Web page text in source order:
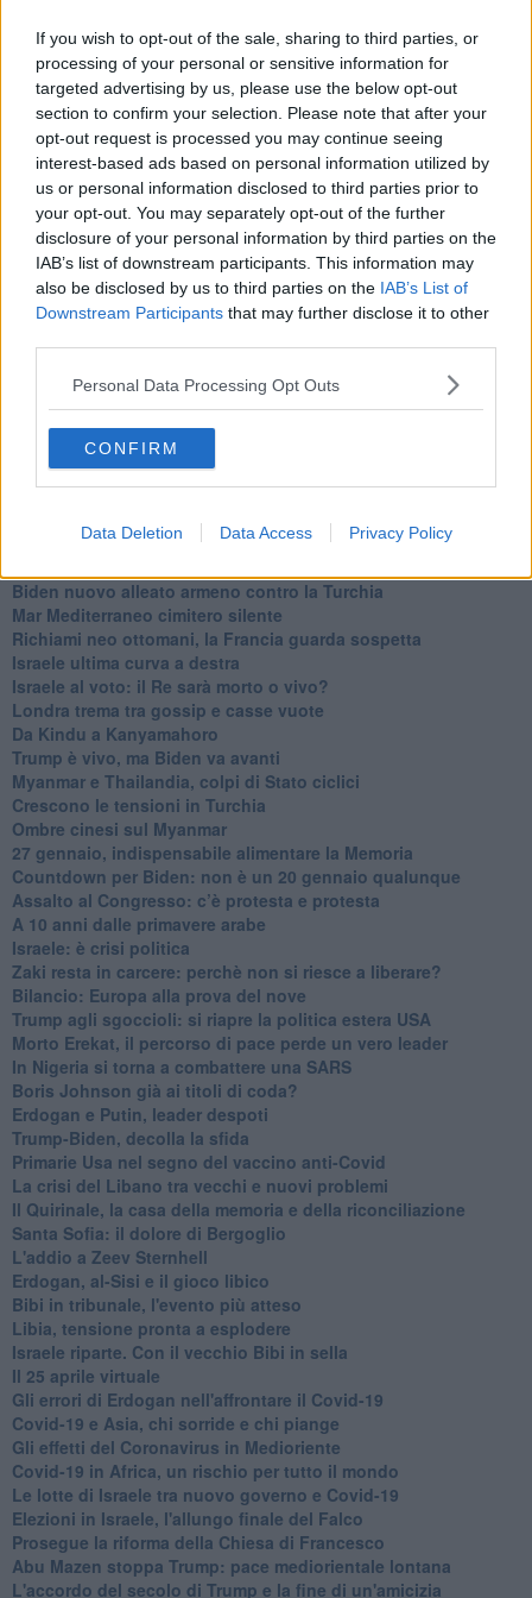
If you wish to opt-out of the sale, sharing to third parties, or
processing of your personal or sensitive information for
targeted advertising by us, please use the below opt-out
section to confirm your selection. Please note that after your
opt-out request is processed you may continue seeing
interest-based ads based on personal information utilized by
us or personal information disclosed to third parties prior to
your opt-out. You may separately opt-out of the further
disclosure of your personal information by third parties on the
IAB’s list of downstream participants. This information may
also be disclosed by us to third parties on the IAB’s List of
Downstream Participants that may further disclose it to other
Personal Data Processing Opt Outs
CONFIRM
Data Deletion Data Access Privacy Policy
Desmond Tutu "la voce dei senza voce"
Natale da incubo per Boris Johnson
La questione Ucraina
Cipro, un ponte dove si mischiano le culture
Una vigilia di Natale per un nuovo Rais
La questione israelo-palestinese ignorata dal G20
Erdogan continua a sfidare l'Occidente
Libano, collasso economico e guerra civile
Johnson, da Trump a Biden alla Brexit
L'AUKUS e il Quad
Biden, primo presidente USA non in guerra
Papa Bergoglio vedrà Viktor Orbán
Bennet, un giorno in attesa di Biden
Il ritorno dei talebani
​La lenta agonia del Libano
Sudafrica, è allarme alimentare
Usa di nuovo al centro della geopolitica internazionale
L’appuntamento di Israele con il cambiamento
La farsa delle elezioni in Siria
In Medioriente non ci sono favole, solo realtà
Biden chiama ma Netanyahu non risponde
Niente di nuovo in Medioriente
Biden nuovo alleato armeno contro la Turchia
Mar Mediterraneo cimitero silente
Richiami neo ottomani, la Francia guarda sospetta
Israele ultima curva a destra
Israele al voto: il Re sarà morto o vivo?
Londra trema tra gossip e casse vuote
Da Kindu a Kanyamahoro
Trump è vivo, ma Biden va avanti
Myanmar e Thailandia, colpi di Stato ciclici
Crescono le tensioni in Turchia
Ombre cinesi sul Myanmar
27 gennaio, indispensabile alimentare la Memoria
Countdown per Biden: non è un 20 gennaio qualunque
Assalto al Congresso: c’è protesta e protesta
A 10 anni dalle primavere arabe
Israele: è crisi politica
Zaki resta in carcere: perchè non si riesce a liberare?
Bilancio: Europa alla prova del nove
Trump agli sgoccioli: si riapre la politica estera USA
Morto Erekat, il percorso di pace perde un vero leader
In Nigeria si torna a combattere una SARS
Boris Johnson già ai titoli di coda?
Erdogan e Putin, leader despoti
Trump-Biden, decolla la sfida
Primarie Usa nel segno del vaccino anti-Covid
La crisi del Libano tra vecchi e nuovi problemi
Il Quirinale, la casa della memoria e della riconciliazione
Santa Sofia: il dolore di Bergoglio
L'addio a ​Zeev Sternhell
Erdogan, al-Sisi e il gioco libico
Bibi in tribunale, l'evento più atteso
Libia, tensione pronta a esplodere
Israele riparte. Con il vecchio Bibi in sella
Il 25 aprile virtuale
Gli errori di Erdogan nell'affrontare il Covid-19
Covid-19 e Asia, chi sorride e chi piange
Gli effetti del Coronavirus in Medioriente
Covid-19 in Africa, un rischio per tutto il mondo
Le lotte di Israele tra nuovo governo e Covid-19
Elezioni in Israele, l'allungo finale del Falco
Prosegue la riforma della Chiesa di Francesco
Abu Mazen stoppa Trump: pace mediorientale lontana
L'accordo del secolo di Trump e la fine di un'amicizia